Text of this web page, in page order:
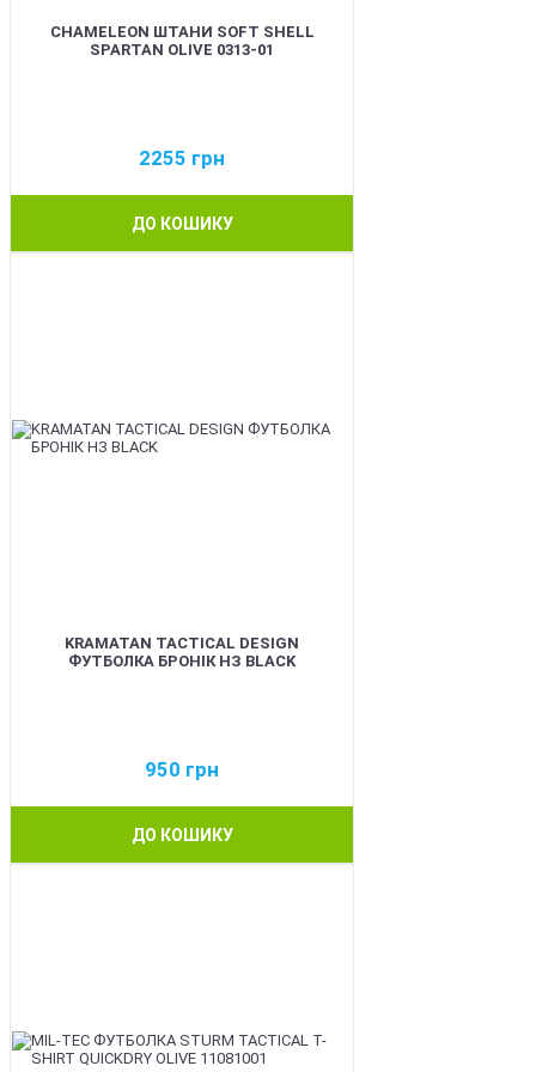
CHAMELEON ШТАНИ SOFT SHELL
SPARTAN OLIVE 0313-01
2255 грн
ДО КОШИКУ
KRAMATAN TACTICAL DESIGN
ФУТБОЛКА БРОНІК НЗ BLACK
950 грн
ДО КОШИКУ